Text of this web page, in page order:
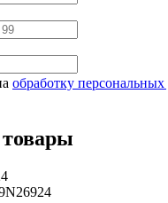
обработку